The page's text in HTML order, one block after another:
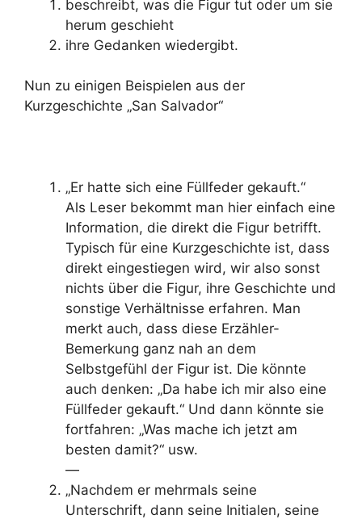
beschreibt, was die Figur tut oder um sie
herum geschieht
ihre Gedanken wiedergibt.
Nun zu einigen Beispielen aus der
Kurzgeschichte „San Salvador“
„Er hatte sich eine Füllfeder gekauft.“
Als Leser bekommt man hier einfach eine
Information, die direkt die Figur betrifft.
Typisch für eine Kurzgeschichte ist, dass
direkt eingestiegen wird, wir also sonst
nichts über die Figur, ihre Geschichte und
sonstige Verhältnisse erfahren. Man
merkt auch, dass diese Erzähler-
Bemerkung ganz nah an dem
Selbstgefühl der Figur ist. Die könnte
auch denken: „Da habe ich mir also eine
Füllfeder gekauft.“ Und dann könnte sie
fortfahren: „Was mache ich jetzt am
besten damit?“ usw.
—
„Nachdem er mehrmals seine
Unterschrift, dann seine Ini­tialen, seine